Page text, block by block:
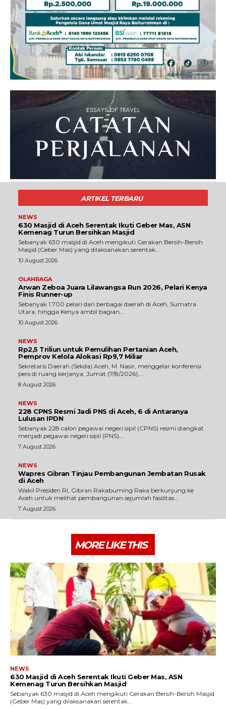
ARTIKEL TERBARU
NEWS
630 Masjid di Aceh Serentak Ikuti Geber Mas, ASN
Kemenag Turun Bersihkan Masjid
Sebanyak 630 masjid di Aceh mengikuti Gerakan Bersih-Bersih
Masjid (Geber Mas) yang dilaksanakan serentak...
10 August 2026
OLAHRAGA
Arwan Zeboa Juara Lilawangsa Run 2026, Pelari Kenya
Finis Runner-up
Sebanyak 1.700 pelari dari berbagai daerah di Aceh, Sumatra
Utara, hingga Kenya ambil bagian...
10 August 2026
NEWS
Rp2,5 Triliun untuk Pemulihan Pertanian Aceh,
Pemprov Kelola Alokasi Rp9,7 Miliar
‎Sekretaris Daerah (Sekda) Aceh, M. Nasir, menggelar konferensi
pers di ruang kerjanya, Jumat (7/8/2026),...
8 August 2026
NEWS
228 CPNS Resmi Jadi PNS di Aceh, 6 di Antaranya
Lulusan IPDN
Sebanyak 228 calon pegawai negeri sipil (CPNS) resmi diangkat
menjadi pegawai negeri sipil (PNS)...
7 August 2026
NEWS
Wapres Gibran Tinjau Pembangunan Jembatan Rusak
di Aceh
Wakil Presiden RI, Gibran Rakabuming Raka berkunjung ke
Aceh untuk melihat pembangunan sejumlah fasilitas...
7 August 2026
MORE LIKE THIS
NEWS
630 Masjid di Aceh Serentak Ikuti Geber Mas, ASN
Kemenag Turun Bersihkan Masjid
Sebanyak 630 masjid di Aceh mengikuti Gerakan Bersih-Bersih Masjid
(Geber Mas) yang dilaksanakan serentak...